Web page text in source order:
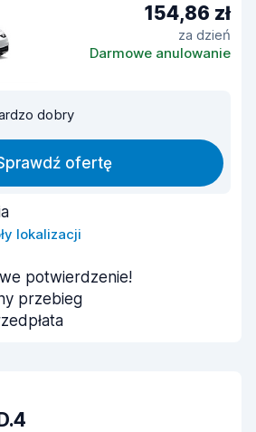
154,86 zł
za dzień
Darmowe anulowanie
dobry
ofertę
lokalizacji
potwierdzenie!
przebieg